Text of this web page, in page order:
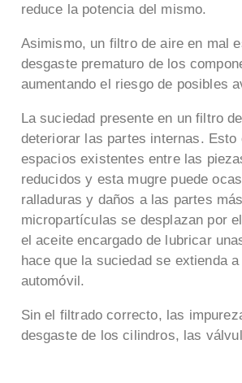
reduce la potencia del mismo.
Asimismo, un filtro de aire en mal
desgaste prematuro de los
aumentando el riesgo de posibles
La suciedad presente en un filtro
deteriorar las partes internas. Esto
espacios existentes entre las
reducidos y esta mugre puede
ralladuras y daños a las partes
micropartículas se desplazan por
el aceite encargado de lubricar
hace que la suciedad se extienda
automóvil.
Sin el filtrado correcto, las
desgaste de los cilindros, las